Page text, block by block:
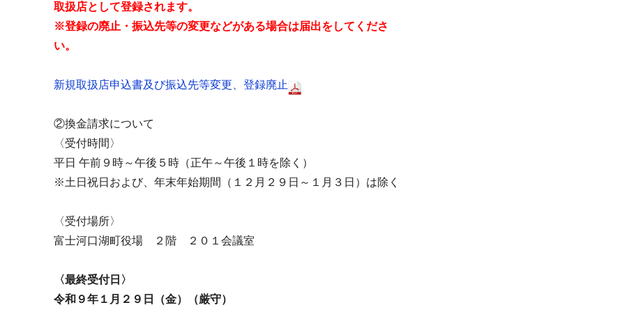
取扱店として登録されます。
※登録の廃止・振込先等の変更などがある場合は届出をしてくださ
い。
新規取扱店申込書及び振込先等変更、登録廃止
②換金請求について
〈受付時間〉
平日 午前９時～午後５時（正午～午後１時を除く）
※土日祝日および、年末年始期間（１２月２９日～１月３日）は除く
〈受付場所〉
富士河口湖町役場 ２階 ２０１会議室
〈最終受付日〉
令和９年１月２９日（金）（厳守）